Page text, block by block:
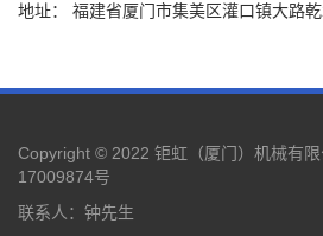
地址： 福建省厦门市集美区灌口镇大路
Copyright © 2022 钜虹（厦门）机械有
17009874号
联系人：钟先生